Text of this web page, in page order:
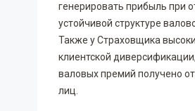
генерировать прибыль при
устойчивой структуре
Также у Страховщика
клиентской
валовых премий получено
лиц.